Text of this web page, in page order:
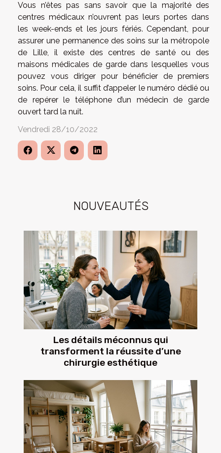
NOUVEAUTÉS
Les détails méconnus qui
transforment la réussite d’une
chirurgie esthétique
Vous n’êtes pas sans savoir que la majorité des
centres médicaux n’ouvrent pas leurs portes dans
les week-ends et les jours fériés. Cependant, pour
assurer une permanence des soins sur la métropole
de Lille, il existe des centres de santé ou des
maisons médicales de garde dans lesquelles vous
pouvez vous diriger pour bénéficier de premiers
soins. Pour cela, il suffit d’appeler le numéro dédié ou
de repérer le téléphone d’un médecin de garde
ouvert tard la nuit.
Vendredi 28/10/2022